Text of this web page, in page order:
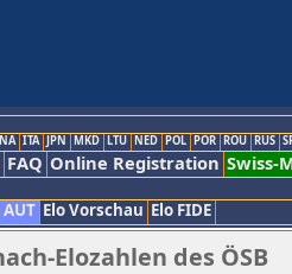
ITA JPN MKD LTU NED POL POR ROU RUS
FAQ Online Registration Swiss-
AUT Elo Vorschau Elo FIDE
Elozahlen des ÖSB